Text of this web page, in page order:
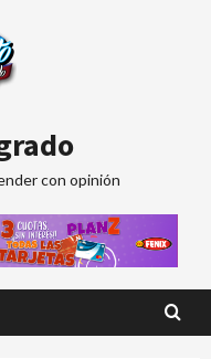
con opinión